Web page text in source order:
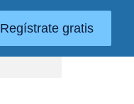
Regístrate gratis